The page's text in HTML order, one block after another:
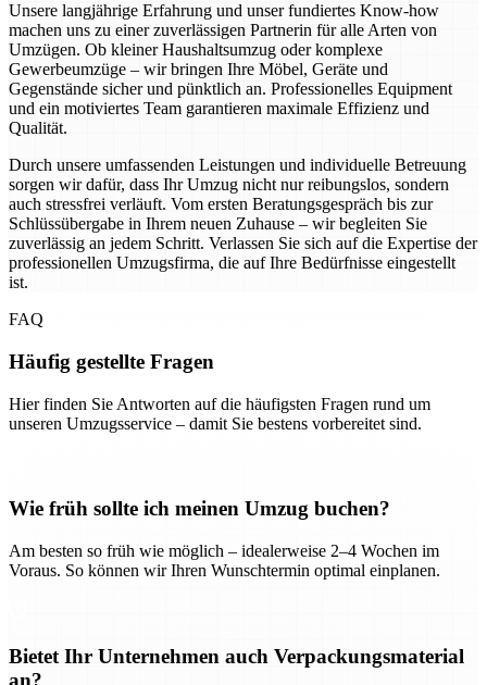
Unsere langjährige Erfahrung und unser fundiertes Know-how
machen uns zu einer zuverlässigen Partnerin für alle Arten von
Umzügen. Ob kleiner Haushaltsumzug oder komplexe
Gewerbeumzüge – wir bringen Ihre Möbel, Geräte und
Gegenstände sicher und pünktlich an. Professionelles Equipment
und ein motiviertes Team garantieren maximale Effizienz und
Qualität.
Durch unsere umfassenden Leistungen und individuelle Betreuung
sorgen wir dafür, dass Ihr Umzug nicht nur reibungslos, sondern
auch stressfrei verläuft. Vom ersten Beratungsgespräch bis zur
Schlüssübergabe in Ihrem neuen Zuhause – wir begleiten Sie
zuverlässig an jedem Schritt. Verlassen Sie sich auf die Expertise der
professionellen Umzugsfirma, die auf Ihre Bedürfnisse eingestellt
ist.
FAQ
Häufig gestellte Fragen
Hier finden Sie Antworten auf die häufigsten Fragen rund um
unseren Umzugsservice – damit Sie bestens vorbereitet sind.
Wie früh sollte ich meinen Umzug buchen?
Am besten so früh wie möglich – idealerweise 2–4 Wochen im
Voraus. So können wir Ihren Wunschtermin optimal einplanen.
Bietet Ihr Unternehmen auch Verpackungsmaterial
an?